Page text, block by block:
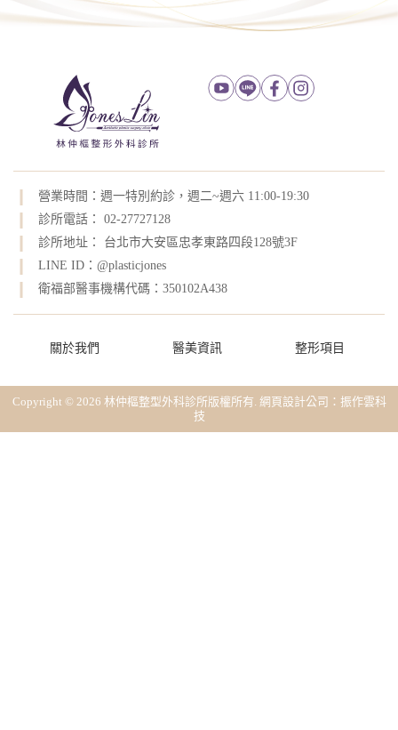
營業時間：週一特別約診，週二~週六 11:00-19:30
診所電話： 02-27727128
診所地址： 台北市大安區忠孝東路四段128號3F
LINE ID：@plasticjones
衛福部醫事機構代碼：350102A438
關於我們 醫美資訊 整形項目
Copyright © 2026 林仲樞整型外科診所版權所有. 網頁設計公司 ：振作雲科
技